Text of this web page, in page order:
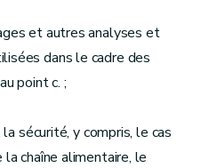
et autres analyses et
dans le cadre des
point c. ;
sécurité, y compris, le cas
chaîne alimentaire, le